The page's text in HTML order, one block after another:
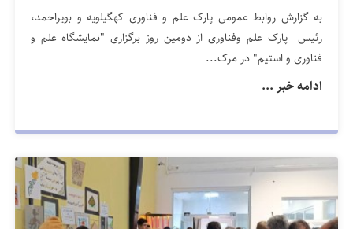
به گزارش روابط عمومی پارک علم و فناوری کهگیلویه و بویراحمد،
رئیس پارک علم وفناوری از دومین روز برگزاری "نمایشگاه علم و
فناوری و استیم" در مرک...
ادامه خبر ...